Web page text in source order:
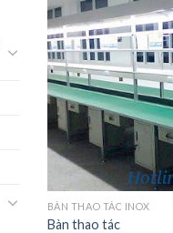
BÀN THAO TÁC INOX
Bàn thao tác